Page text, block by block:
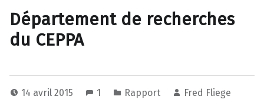
Département de recherches
du CEPPA
14 avril 2015 1 Rapport Fred Fliege